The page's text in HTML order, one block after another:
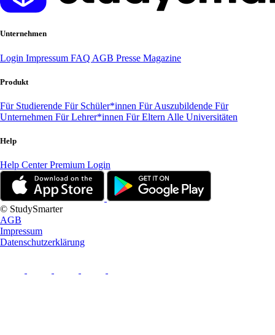
Unternehmen
Login Impressum FAQ AGB Presse Magazine
Produkt
Für Studierende Für Schüler*innen Für Auszubildende Für
Unternehmen Für Lehrer*innen Für Eltern Alle Universitäten
Help
Help CenterPremium Login
© StudySmarter
AGB
Impressum
Datenschutzerklärung